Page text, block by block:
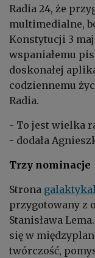
Radia 24, że
multimedialne,
Konstytucji 3
wspaniałemu
doskonałej
codziennemu
Radia.
- To jest wielka
- dodała
Trzy nominacje
Strona
przygotowany z
Stanisława
się w
twórczość,